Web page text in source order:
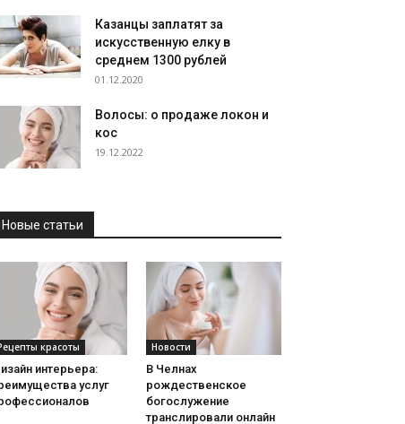
Казанцы заплатят за
искусственную елку в
среднем 1300 рублей
01.12.2020
Волосы: о продаже локон и
кос
19.12.2022
Новые статьи
красоты
интерьера:
услуг
Новости
В Челнах
рождественское
богослужение
транслировали онлайн